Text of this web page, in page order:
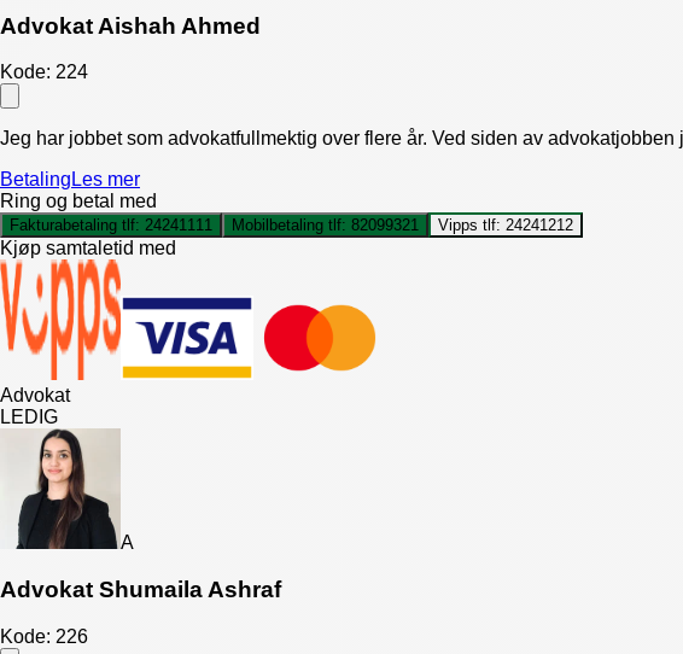
Advokat Aishah Ahmed
Kode: 224
Jeg har jobbet som advokatfullmektig over flere år. Ved siden av
BetalingLes mer
Ring og betal med
Fakturabetaling tlf: 24241111 Mobilbetaling tlf: 82099321 Vipps tlf: 24241212
Kjøp samtaletid med
Advokat
LEDIG
A
Advokat Shumaila Ashraf
Kode: 226